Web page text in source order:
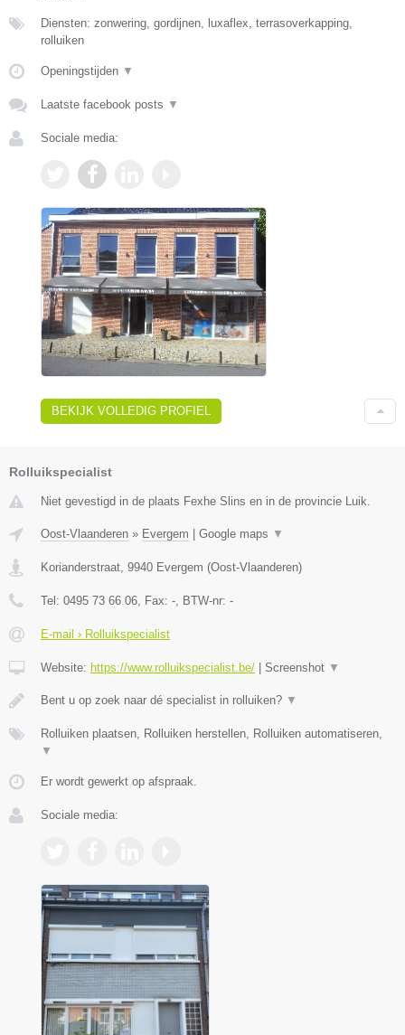
Diensten: zonwering, gordijnen, luxaflex, terrasoverkapping,
rolluiken
Openingstijden ▼
Laatste facebook posts ▼
Sociale media:
BEKIJK VOLLEDIG PROFIEL
Rolluikspecialist
Niet gevestigd in de plaats Fexhe Slins en in de provincie Luik.
Oost-Vlaanderen » Evergem Google maps ▼
Korianderstraat 9940 Evergem (Oost-Vlaanderen)
Tel: 0495 73 66 06 , Fax: - , BTW-nr: -
E-mail › Rolluikspecialist
Website: https://www.rolluikspecialist.be/ Screenshot ▼
Bent u op zoek naar dé specialist in rolluiken? ▼
Rolluiken plaatsen, Rolluiken herstellen, Rolluiken automatiseren,
▼
Er wordt gewerkt op afspraak.
Sociale media: